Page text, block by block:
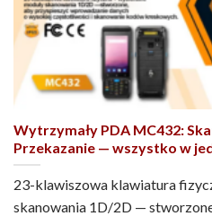
Wytrzymały PDA MC432:
Przekazanie — wszystko w
23-klawiszowa klawiatura
skanowania 1D/2D —